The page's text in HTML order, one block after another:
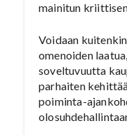
mainitun
Voidaan
omenoiden
soveltuvuutta
parhaiten
poiminta-